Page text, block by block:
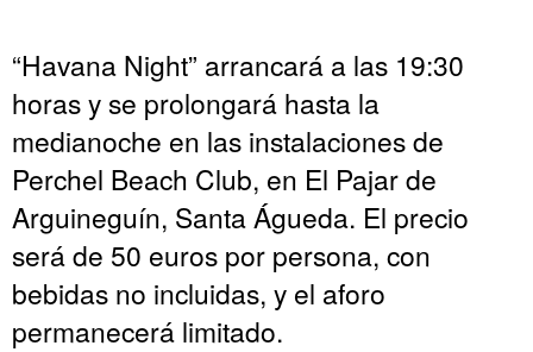
“Havana Night” arrancará a las 19:30
horas y se prolongará hasta la
medianoche en las instalaciones de
Perchel Beach Club, en El Pajar de
Arguineguín, Santa Águeda. El precio
será de 50 euros por persona, con
bebidas no incluidas, y el aforo
permanecerá limitado.